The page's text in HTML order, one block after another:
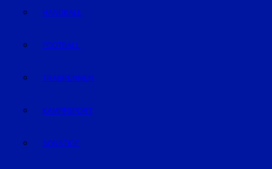
HANDBALL
FOOTBALL
TRABRENNEN
KAMPFSPORT
SONSTIGE